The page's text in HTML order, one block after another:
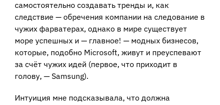
самостоятельно создавать тренды и, как
следствие — обречения компании на следование в
чужих фарватерах, однако в мире существует
море успешных и — главное! — модных бизнесов,
которые, подобно Microsoft, живут и преуспевают
за счёт чужих идей (первое, что приходит в
голову, — Samsung).
Интуиция мне подсказывала, что должна